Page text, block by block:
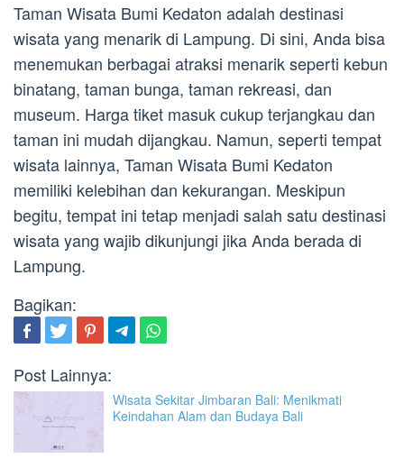
Taman Wisata Bumi Kedaton adalah destinasi
wisata yang menarik di Lampung. Di sini, Anda bisa
menemukan berbagai atraksi menarik seperti kebun
binatang, taman bunga, taman rekreasi, dan
museum. Harga tiket masuk cukup terjangkau dan
taman ini mudah dijangkau. Namun, seperti tempat
wisata lainnya, Taman Wisata Bumi Kedaton
memiliki kelebihan dan kekurangan. Meskipun
begitu, tempat ini tetap menjadi salah satu destinasi
wisata yang wajib dikunjungi jika Anda berada di
Lampung.
Bagikan:
Post Lainnya:
Wisata Sekitar Jimbaran Bali: Menikmati
Keindahan Alam dan Budaya Bali